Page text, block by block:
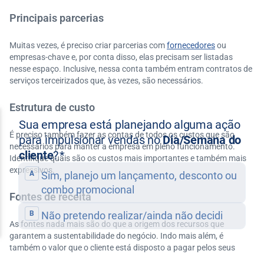
Principais parcerias
Muitas vezes, é preciso criar parcerias comfornecedoresou
empresas-chave e, por conta disso, elas precisam ser listadas
nesse espaço. Inclusive, nessa conta também entram contratos de
serviços terceirizados que, às vezes, são necessários.
Estrutura de custo
É preciso também fazer as contas de todos os custos que são
necessários para manter a empresa em pleno funcionamento.
Identifique quais são os custos mais importantes e também mais
expressivos.
Fontes de receita
As fontes nada mais são do que a origem dos recursos que
garantem a sustentabilidade do negócio. Indo mais além, é
também o valor que o cliente está disposto a pagar pelos seus